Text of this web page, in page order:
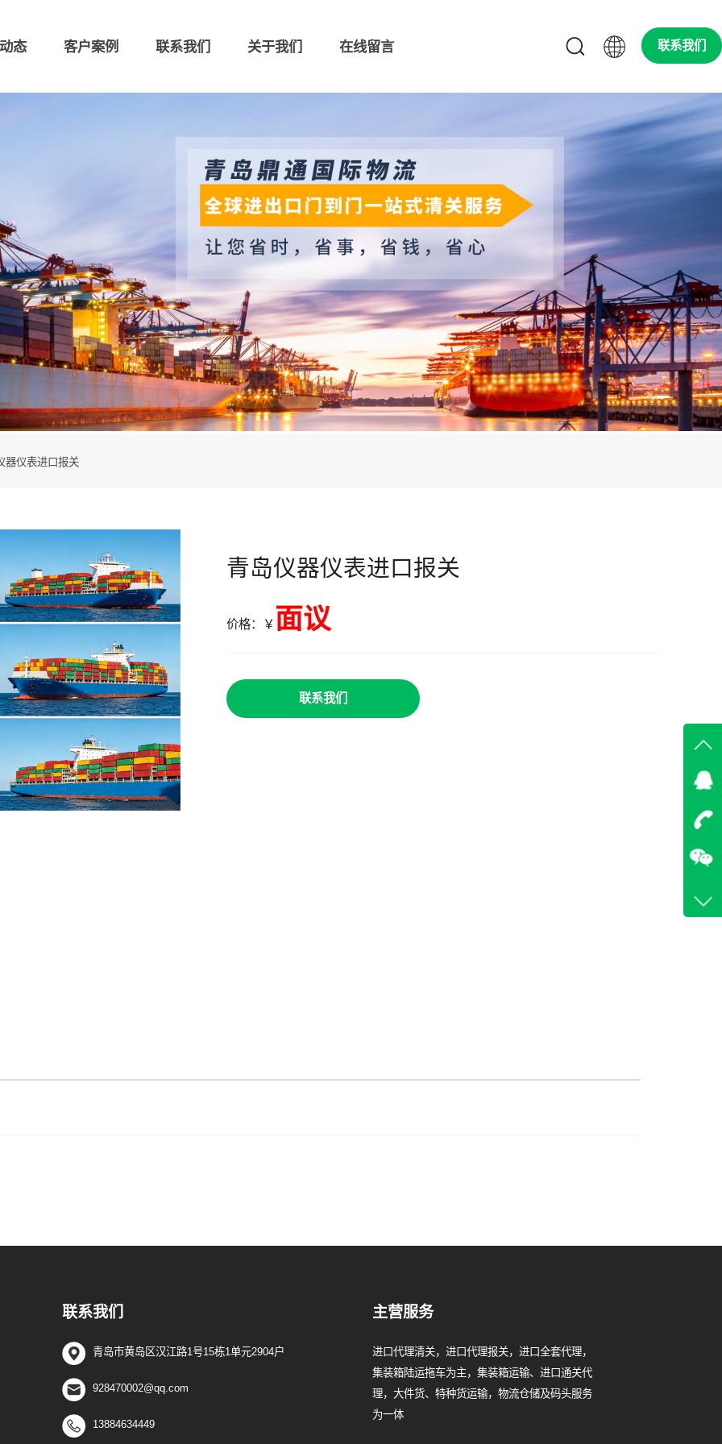
态 客户案例 联系我们 关于我们 在线留言 联系我们
器仪表进口报关
青岛仪器仪表进口报关
价格：￥ 面议
联系我们
联系我们
青岛市黄岛区汉江路1号15栋1单元2904户
928470002@qq.com
13884634449
主营服务
进口代理清关，进口代理报关，进口全套代理，
集装箱陆运拖车为主，集装箱运输、进口通关代
理，大件货、特种货运输，物流仓储及码头服务
为一体